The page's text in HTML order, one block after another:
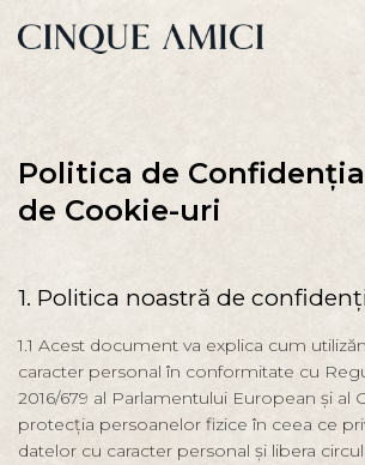
Bărbaţi
Sustenabilitate
Politica de
de Cookie-uri
1. Politica noastră de
1.1 Acest document va explica cum
caracter personal în conformitate cu
2016/679 al Parlamentului European și al
protecția persoanelor fizice în ceea ce
datelor cu caracter personal și libera